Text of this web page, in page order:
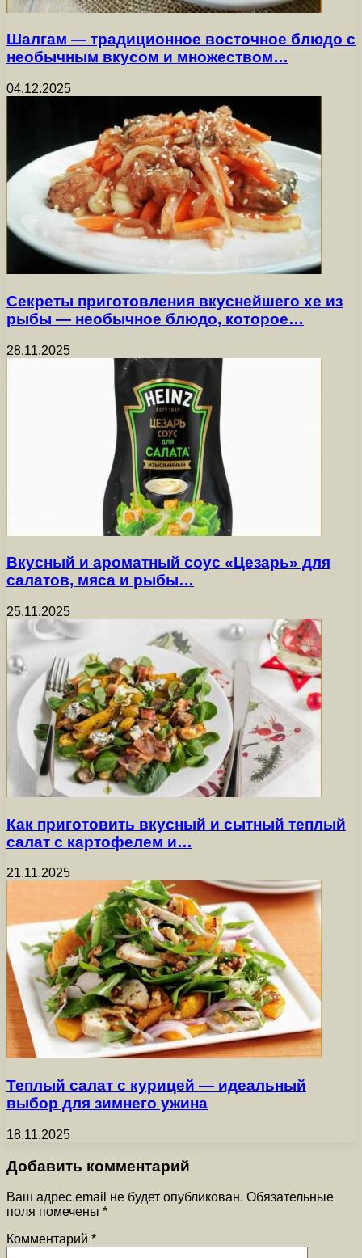
Шалгам — традиционное восточное блюдо с
необычным вкусом и множеством…
04.12.2025
Секреты приготовления вкуснейшего хе из
рыбы — необычное блюдо, которое…
28.11.2025
Вкусный и ароматный соус «Цезарь» для
салатов, мяса и рыбы…
25.11.2025
Как приготовить вкусный и сытный теплый
салат с картофелем и…
21.11.2025
Теплый салат с курицей — идеальный
выбор для зимнего ужина
18.11.2025
Добавить комментарий
Ваш адрес email не будет опубликован. Обязательные
поля помечены *
Комментарий *